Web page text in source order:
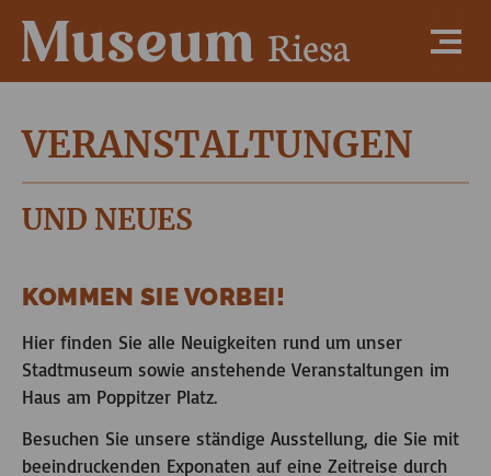
VERANSTALTUNGEN
UND NEUES
KOMMEN SIE VORBEI!
Hier finden Sie alle Neuigkeiten rund um unser
Stadtmuseum sowie anstehende Veranstaltungen im
Haus am Poppitzer Platz.
Besuchen Sie unsere ständige Ausstellung, die Sie mit
beeindruckenden Exponaten auf eine Zeitreise durch